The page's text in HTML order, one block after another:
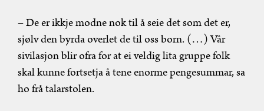
– De er ikkje modne nok til å seie det som det er,
sjølv den byrda overlet de til oss born. (…) Vår
sivilasjon blir ofra for at ei veldig lita gruppe folk
skal kunne fortsetja å tene enorme pengesummar, sa
ho frå talarstolen.